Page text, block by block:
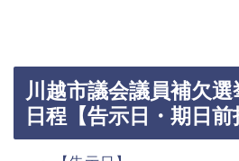
川越市議会議員補欠
日程【告示日・期日前